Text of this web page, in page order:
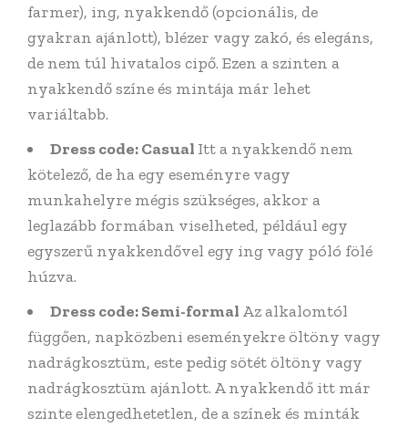
farmer), ing, nyakkendő (opcionális, de
gyakran ajánlott), blézer vagy zakó, és elegáns,
de nem túl hivatalos cipő. Ezen a szinten a
nyakkendő színe és mintája már lehet
variáltabb.
Dress code: Casual Itt a nyakkendő nem
kötelező, de ha egy eseményre vagy
munkahelyre mégis szükséges, akkor a
leglazább formában viselheted, például egy
egyszerű nyakkendővel egy ing vagy póló fölé
húzva.
Dress code: Semi-formal Az alkalomtól
függően, napközbeni eseményekre öltöny vagy
nadrágkosztüm, este pedig sötét öltöny vagy
nadrágkosztüm ajánlott. A nyakkendő itt már
szinte elengedhetetlen, de a színek és minták